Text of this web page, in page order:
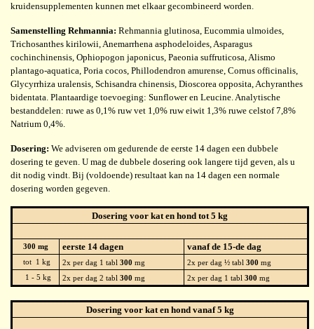
kruidensupplementen kunnen met elkaar gecombineerd worden.
Samenstelling Rehmannia: Rehmannia glutinosa, Eucommia ulmoides,
Trichosanthes kirilowii, Anemarrhena asphodeloides, Asparagus
cochinchinensis, Ophiopogon japonicus, Paeonia suffruticosa, Alismo
plantago-aquatica, Poria cocos, Phillodendron amurense, Cornus officinalis,
Glycyrrhiza uralensis, Schisandra chinensis, Dioscorea opposita, Achyranthes
bidentata. Plantaardige toevoeging: Sunflower en Leucine. Analytische
bestanddelen: ruwe as 0,1% ruw vet 1,0% ruw eiwit 1,3% ruwe celstof 7,8%
Natrium 0,4%.
Dosering: We adviseren om gedurende de eerste 14 dagen een dubbele
dosering te geven. U mag de dubbele dosering ook langere tijd geven, als u
dit nodig vindt. Bij (voldoende) resultaat kan na 14 dagen een normale
dosering worden gegeven.
Dosering voor kat en hond tot 5 kg
300 mg eerste 14 dagen vanaf de 15-de dag
tot 1 kg 2x per dag 1 tabl 300 mg 2x per dag ½ tabl 300 mg
1 - 5 kg
2x per dag 2 tabl 300 mg 2x per dag 1 tabl 300 mg
Dosering voor kat en hond vanaf 5 kg